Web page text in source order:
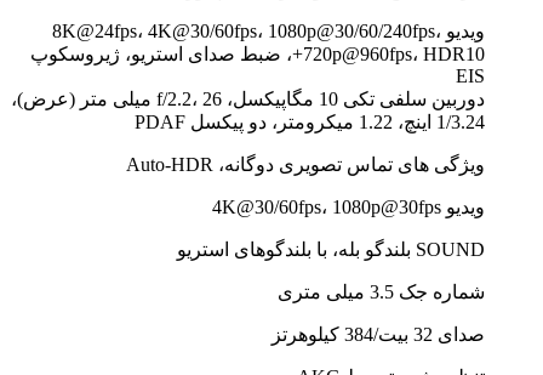
ویدیو 8K@24fps، 4K@30/60fps، 1080p@30/60/240fps،
720p@960fps، HDR10+، ضبط صدای استریو، ژیروسکوپ
EIS
دوربین سلفی تکی 10 مگاپیکسل، f/2.2، 26 میلی متر (عرض)،
1/3.24 اینچ، 1.22 میکرومتر، دو پیکسل PDAF
ویژگی های تماس تصویری دوگانه، Auto-HDR
ویدیو 4K@30/60fps، 1080p@30fps
SOUND بلندگو بله، با بلندگوهای استریو
شماره جک 3.5 میلی متری
صدای 32 بیت/384 کیلوهرتز